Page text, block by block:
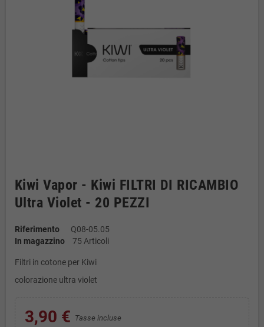
Kiwi Vapor - Kiwi FILTRI DI RICAMBIO
Ultra Violet - 20 PEZZI
Riferimento
Q08-05.05
In magazzino
75 Articoli
Filtri in cotone per Kiwi
colorazione ultra violet
3,90 € Tasse incluse